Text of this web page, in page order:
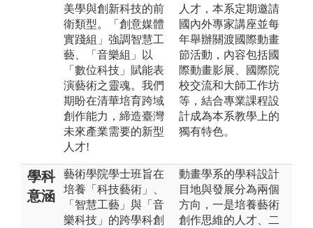
美學與創新科技的前
衛類型。「創意媒體
實踐組」強調智慧工
藝、「音樂組」以
「數位科技」賦能表
演藝術之靈魂。我們
期盼在清華培育跨域
創作能力，締造臺灣
未來產業需要的新型
人才!
人才，本系定期邀請
國內外專家講座並每
年舉辦關渡國際動畫
節活動，內容包括國
際動畫影展、國際院
校交流和大師工作坊
等，結合專業課程設
計成為本系教學上的
獨有特色。
學科
意涵
藝術學院學士班旨在
培養「科技藝術」、
「智慧工藝」與「音
樂科技」的跨學科創
動畫學系的學科設計
目地與發展分為兩個
方向，一是培養藝術
創作思維的人才、二